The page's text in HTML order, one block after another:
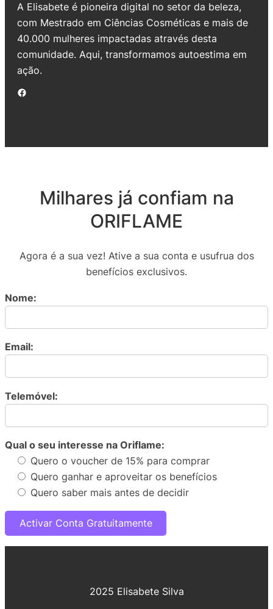
A Elisabete é pioneira digital no setor da beleza,
com Mestrado em Ciências Cosméticas e mais de
40.000 mulheres impactadas através desta
comunidade. Aqui, transformamos autoestima em
ação.
Facebook
Milhares já confiam na
ORIFLAME
Agora é a sua vez! Ative a sua conta e usufrua dos
benefícios exclusivos.
Nome:
Email:
Telemóvel:
Qual o seu interesse na Oriflame:
Quero o voucher de 15% para comprar
Quero ganhar e aproveitar os benefícios
Quero saber mais antes de decidir
2025 Elisabete Silva